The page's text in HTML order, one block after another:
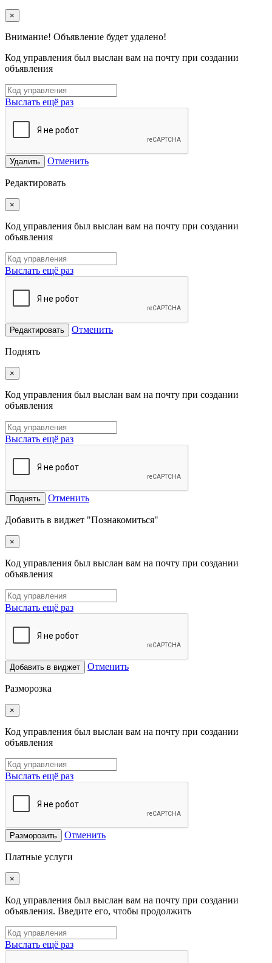
×
Внимание! Объявление будет удалено!
Код управления был выслан вам на почту при создании
объявления
Выслать ещё раз
Удалить Отменить
Редактировать
×
Код управления был выслан вам на почту при создании
объявления
Выслать ещё раз
Редактировать Отменить
Поднять
×
Код управления был выслан вам на почту при создании
объявления
Выслать ещё раз
Поднять Отменить
Добавить в виджет "Познакомиться"
×
Код управления был выслан вам на почту при создании
объявления
Выслать ещё раз
Добавить в виджет Отменить
Разморозка
×
Код управления был выслан вам на почту при создании
объявления
Выслать ещё раз
Разморозить Отменить
Платные услуги
×
Код управления был выслан вам на почту при создании
объявления. Введите его, чтобы продолжить
Выслать ещё раз